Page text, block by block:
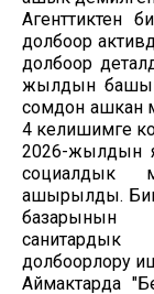
Агенттиктен
долбоор
долбоор
жылдын
сомдон ашкан
4 келишимге
2026-жылдын
социалдык
ашырылды.
базарынын
санитардык
долбоорлору
Аймактарда